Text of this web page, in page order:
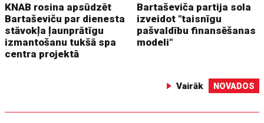
KNAB rosina apsūdzēt
Bartaševiču par dienesta
stāvokļa ļaunprātīgu
izmantošanu tukšā spa
centra projektā
Bartaševiča partija sola
izveidot "taisnīgu
pašvaldību finansēšanas
modeli"
Vairāk NOVADOS